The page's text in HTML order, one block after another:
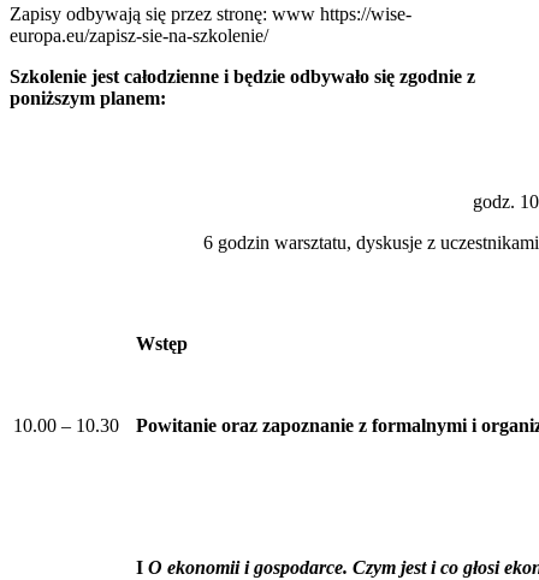
Zapisy odbywają się przez stronę: www https://wise-
europa.eu/zapisz-sie-na-szkolenie/
Szkolenie jest całodzienne i będzie odbywało się zgodnie z
poniższym planem:
godz.
6 godzin warsztatu, dyskusje z
10.00 – 10.30
Wstęp
Powitanie oraz zapoznanie z formalnymi i
I O ekonomii i gospodarce. Czym jest i co głosi